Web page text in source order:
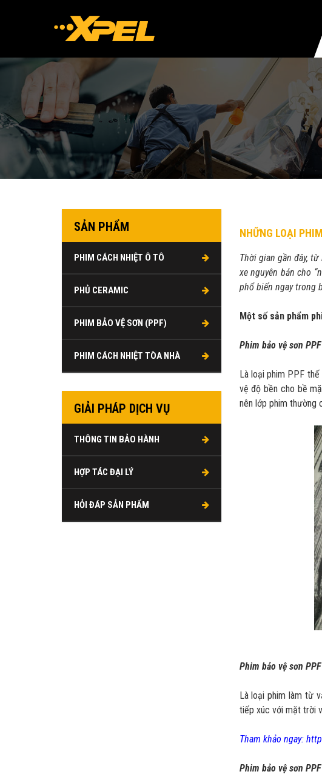
NHỮNG LOẠI
Thời gian gần đây, từ
xe nguyên bản cho
phổ biến ngay trong
Một số sản phẩm
Phim bảo vệ sơn
Là loại phim PPF
vệ độ bền cho bề
nên lớp phim thường
Phim bảo vệ sơn
Là loại phim làm từ
tiếp xúc với mặt trời
Tham khảo ngay:
Phim bảo vệ sơn PPF
SẢN PHẨM
PHIM CÁCH NHIỆT Ô TÔ
PHỦ CERAMIC
PHIM BẢO VỆ SƠN (PPF)
PHIM CÁCH NHIỆT TÒA NHÀ
GIẢI PHÁP DỊCH VỤ
THÔNG TIN BẢO HÀNH
HỢP TÁC ĐẠI LÝ
HỎI ĐÁP SẢN PHẨM